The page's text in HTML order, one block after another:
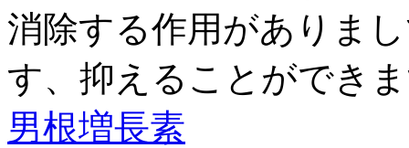
消除する作用がありま
す、抑えることができ
男根増長素